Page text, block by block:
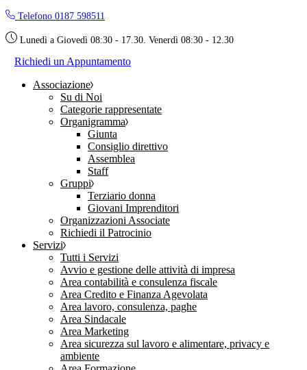
Skip
the
Telefono 0187 598511
Lunedì a Giovedì 08:30 - 17.30. Venerdì 08:30 - 12.30
Richiedi un Appuntamento
Associazione
Su di Noi
Categorie rappresentate
Organigramma
Giunta
Consiglio direttivo
Assemblea
Staff
Gruppi
Terziario donna
Giovani Imprenditori
Organizzazioni Associate
Richiedi il Patrocinio
Servizi
Tutti i Servizi
Avvio e gestione delle attività di impresa
Area contabilità e consulenza fiscale
Area Credito e Finanza Agevolata
Area lavoro, consulenza, paghe
Area Sindacale
Area Marketing
Area sicurezza sul lavoro e alimentare, privacy e
ambiente